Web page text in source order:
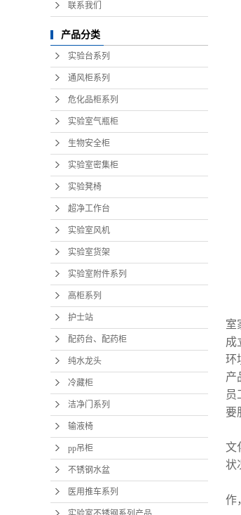
联系我们
产品分类
实验台系列
通风柜系列
危化品柜系列
实验室气瓶柜
生物安全柜
实验室密集柜
实验凳椅
超净工作台
实验室风机
实验室货架
实验室附件系列
高柜系列
护士站
配药台、配药柜
纯水龙头
冷藏柜
洁净门系列
输液椅
pp吊柜
不锈钢水盆
医用推车系列
室
成
环
产
员
要
文
状
作